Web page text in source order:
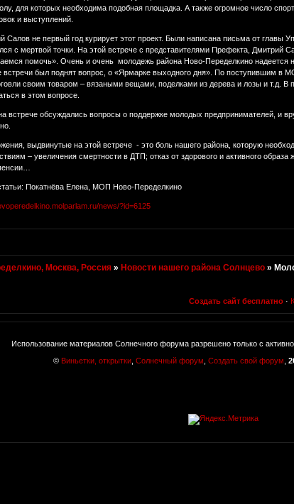
для которых необходима подобная площадка. А также огромное число
и выступлений.
Салов не первый год курирует этот проект. Были написана письма от главы
с мертвой точки. На этой встрече с представителями Префекта, Дмитрий
помочь». Очень и очень молодежь района Ново-Переделкино надеется
встречи был поднят вопрос, о «Ярмарке выходного дня». По поступившим
своим товаром – вязаными вещами, поделками из дерева и лозы и т.д.
в этом вопросе.
встрече обсуждались вопросы о поддержке молодых предпринимателей, и
выдвинутые на этой встрече - это боль нашего района, которую
– увеличения смертности в ДТП; отказ от здорового и активного образа
Покатнёва Елена, МОП Ново-Переделкино
news/?id=6125
Москва, Россия »Новости нашего района Солнцево »
Создать сайт бесплатно ·
Использование материалов Солнечного форума разрешено только с
© Виньетки, открытки, Солнечный форум Создать свой форум